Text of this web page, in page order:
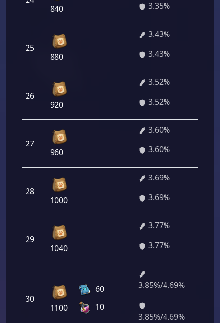
840 3.35%
25
880
3.43%
3.43%
26
920
3.52%
3.52%
27
960
3.60%
3.60%
28
1000
3.69%
3.69%
29
1040
3.77%
3.77%
30
1100
60
10
3.85%/4.69%
3.85%/4.69%